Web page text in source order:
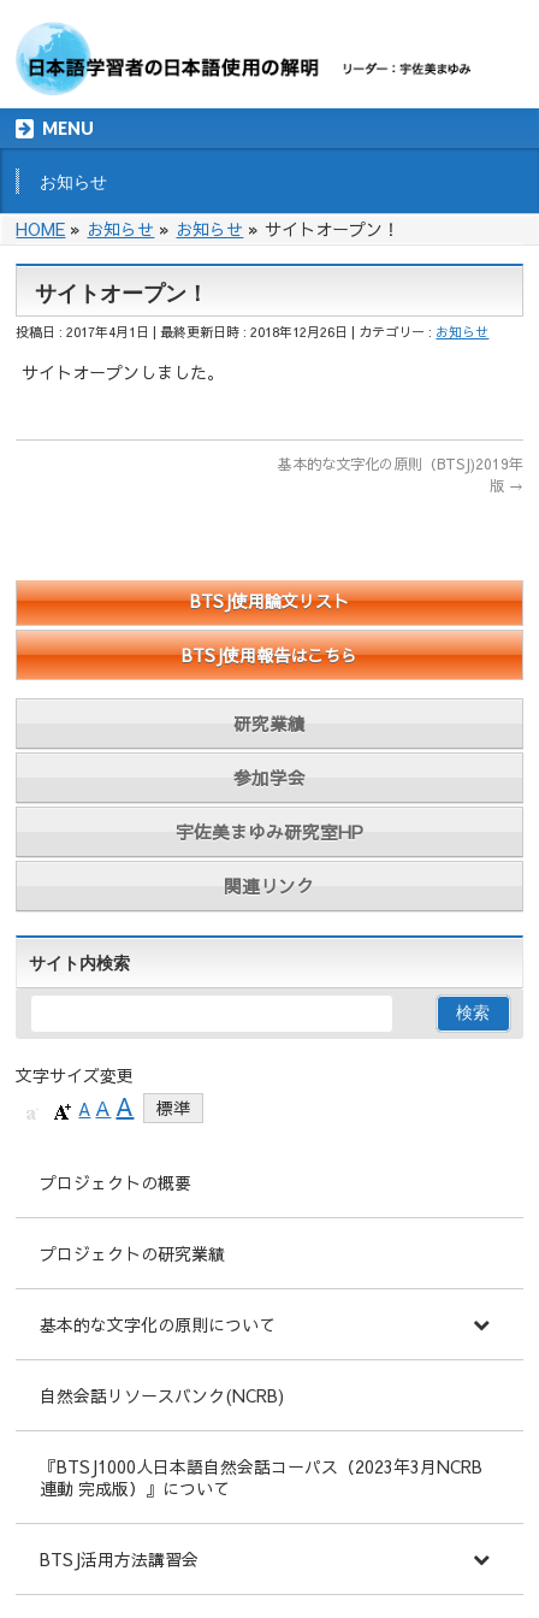
MENU
お知らせ
HOME » お知らせ » お知らせ » サイトオープン！
サイトオープン！
投稿日 : 2017年4月1日 最終更新日時 : 2018年12月26日 カテゴリー : お知らせ
サイトオープンしました。
基本的な文字化の原則（BTSJ)2019年
版 →
BTSJ使用論文リスト
BTSJ使用報告はこちら
研究業績
参加学会
宇佐美まゆみ研究室HP
関連リンク
サイト内検索
文字サイズ変更
A A A 標準
プロジェクトの概要
プロジェクトの研究業績
基本的な文字化の原則について
自然会話リソースバンク(NCRB)
『BTSJ1000人日本語自然会話コーパス（2023年3月NCRB
連動 完成版）』について
BTSJ活用方法講習会